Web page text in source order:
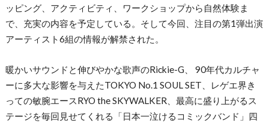
ッピング、アクティビティ、ワークショップから自然体験ま
で、充実の内容を予定している。そして今回、注目の第1弾出演
アーティスト6組の情報が解禁された。
暖かいサウンドと伸びやかな歌声のRickie-G、 90年代カルチャ
ーに多大な影響を与えたTOKYO No.1 SOUL SET、レゲエ界き
っての敏腕エースRYO the SKYWALKER、最高に盛り上がるス
テージを毎回見せてくれる「日本一泣けるコミックバンド」四